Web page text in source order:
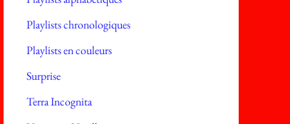
Playlists chronologiques
Playlists en couleurs
Surprise
Terra Incognita